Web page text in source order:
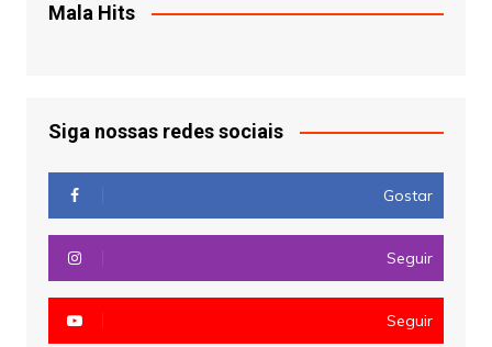
Mala Hits
Siga nossas redes sociais
Gostar
Seguir
Seguir